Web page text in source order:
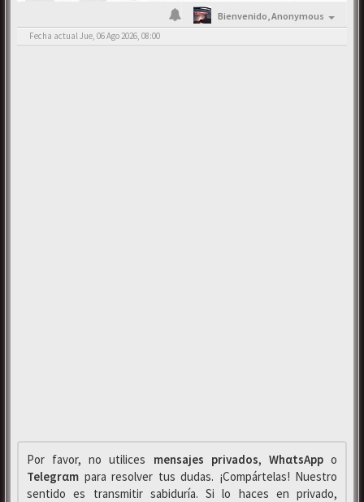
Bienvenido,Anonymous
Fecha actual Jue, 06 Ago 2026, 08:00
Por favor, no utilices mensajes privados, WhαtsAppo
Telegrαm para resolver tus dudas. ¡Compártelas! Nuestro
sentido es transmitir sabiduría. Si lo haces en privado,